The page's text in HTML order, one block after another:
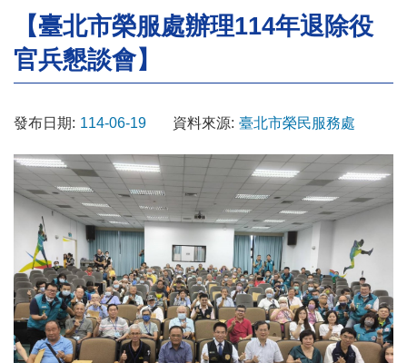
【臺北市榮服處辦理114年退除役
官兵懇談會】
發布日期: 114-06-19 資料來源: 臺北市榮民服務處